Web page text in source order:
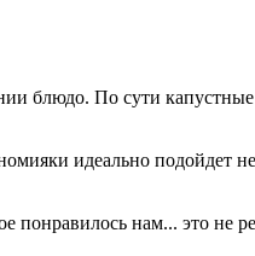
блюдо. По сути капустные
идеально подойдет
понравилось нам... это